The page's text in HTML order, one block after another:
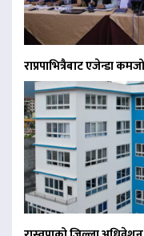
राप्रपाभित्रैबाट एजेन्डा